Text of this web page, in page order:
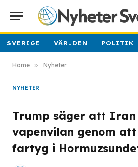
SVERIGE VÄRLDEN POLITIK
Home » Nyheter
NYHETER
Trump säger att
vapenvilan genom
fartyg i